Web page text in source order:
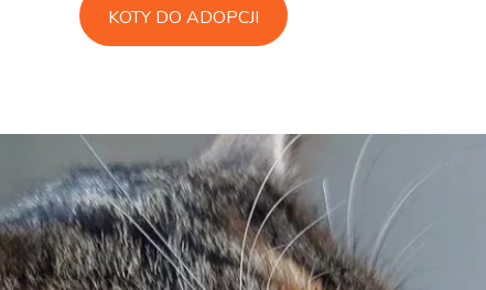
KOTY DO ADOPCJI